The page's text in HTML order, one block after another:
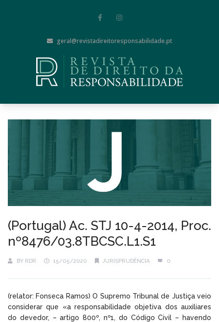
geral@revistadireitoresponsabilidade.pt
(Portugal) Ac. STJ 10-4-2014, Proc.
nº8476/03.8TBCSC.L1.S1
BY RDR 15/05/2020 JURISPRUDÊNCIA 0
(relator: Fonseca Ramos) O Supremo Tribunal de Justiça veio
considerar que «a responsabilidade objetiva dos auxiliares
do devedor, – artigo 800º, nº1, do Código Civil – havendo